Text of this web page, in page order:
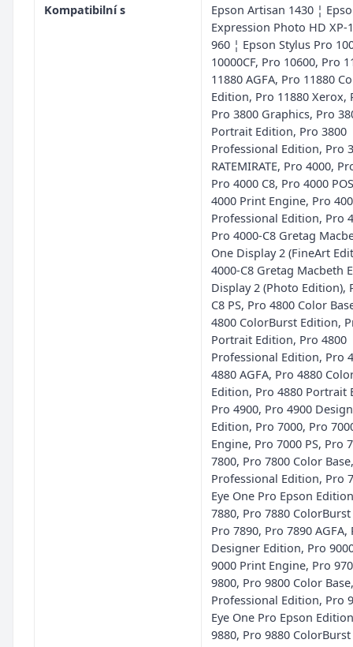
Kompatibilní s
Epson Artisan 1430 ¦
Expression Photo HD XP-
960 ¦ Epson Stylus Pro
10000CF, Pro 10600, Pro
11880 AGFA, Pro 11880
Edition, Pro 11880 Xerox,
Pro 3800 Graphics, Pro
Portrait Edition, Pro 3800
Professional Edition, Pro
RATEMIRATE, Pro 4000,
Pro 4000 C8, Pro 4000
4000 Print Engine, Pro
Professional Edition, Pro
Pro 4000-C8 Gretag
One Display 2 (FineArt
4000-C8 Gretag Macbeth
Display 2 (Photo Edition),
C8 PS, Pro 4800 Color
4800 ColorBurst Edition,
Portrait Edition, Pro 4800
Professional Edition, Pro
4880 AGFA, Pro 4880
Edition, Pro 4880 Portrait
Pro 4900, Pro 4900
Edition, Pro 7000, Pro
Engine, Pro 7000 PS, Pro
7800, Pro 7800 Color
Professional Edition, Pro
Eye One Pro Epson
7880, Pro 7880
Pro 7890, Pro 7890 AGFA,
Designer Edition, Pro
9000 Print Engine, Pro
9800, Pro 9800 Color
Professional Edition, Pro
Eye One Pro Epson
9880, Pro 9880